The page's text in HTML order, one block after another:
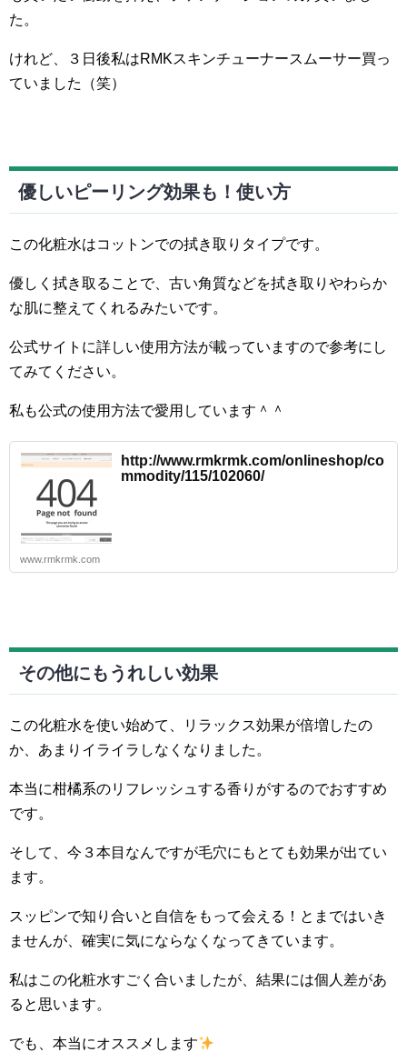
た。
けれど、３日後私はRMKスキンチューナースムーサー買っ
ていました（笑）
優しいピーリング効果も！使い方
この化粧水はコットンでの拭き取りタイプです。
優しく拭き取ることで、古い角質などを拭き取りやわらか
な肌に整えてくれるみたいです。
公式サイトに詳しい使用方法が載っていますので参考にし
てみてください。
私も公式の使用方法で愛用しています＾＾
http://www.rmkrmk.com/onlineshop/co
mmodity/115/102060/
www.rmkrmk.com
その他にもうれしい効果
この化粧水を使い始めて、リラックス効果が倍増したの
か、あまりイライラしなくなりました。
本当に柑橘系のリフレッシュする香りがするのでおすすめ
です。
そして、今３本目なんですが毛穴にもとても効果が出てい
ます。
スッピンで知り合いと自信をもって会える！とまではいき
ませんが、確実に気にならなくなってきています。
私はこの化粧水すごく合いましたが、結果には個人差があ
ると思います。
でも、本当にオススメします